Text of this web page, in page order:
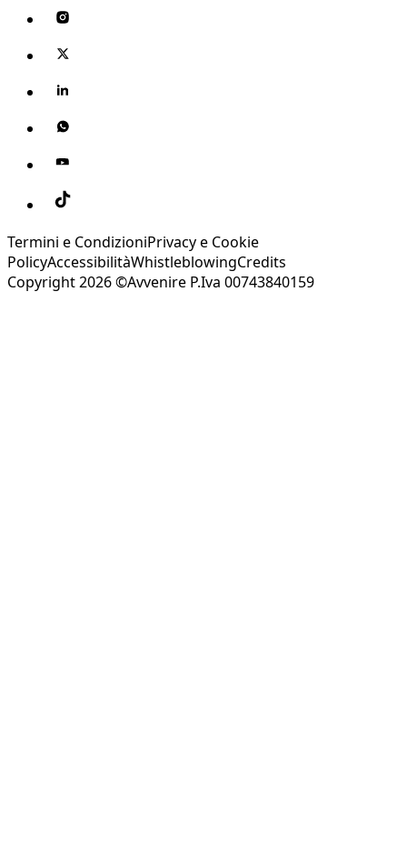
Termini e CondizioniPrivacy e Cookie
PolicyAccessibilitàWhistleblowingCredits
Copyright 2026 ©Avvenire P.Iva 00743840159